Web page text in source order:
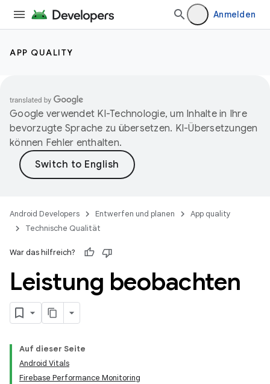
Anmelden
APP QUALITY
Google verwendet KI-Technologie, um Inhalte in Ihre
bevorzugte Sprache zu übersetzen. KI-Übersetzungen
können Fehler enthalten.
Android Developers Entwerfen und planen
App quality
Technische Qualität
War das hilfreich?
Leistung beobachten
Auf dieser Seite
Android Vitals
Firebase Performance Monitoring